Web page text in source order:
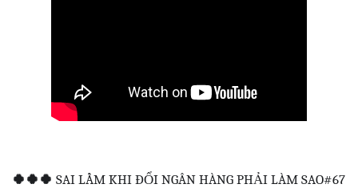
🍀 🍀 🍀 SAI LẦM KHI ĐỔI NGÂN HÀNG PHẢI LÀM SAO#67